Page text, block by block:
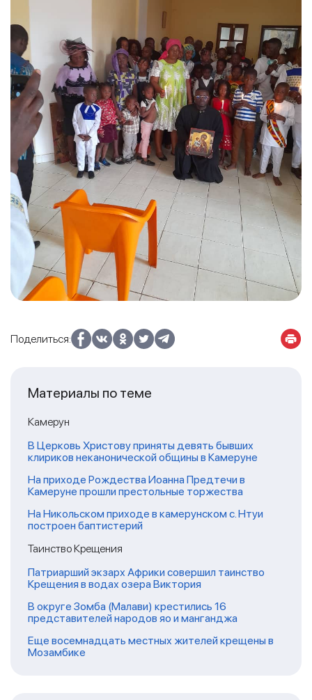
Поделиться:
Материалы по теме
Камерун
В Церковь Христову приняты девять бывших
клириков неканонической общины в Камеруне
На приходе Рождества Иоанна Предтечи в
Камеруне прошли престольные торжества
На Никольском приходе в камерунском с. Нтуи
построен баптистерий
Таинство Крещения
Патриарший экзарх Африки совершил таинство
Крещения в водах озера Виктория
В округе Зомба (Малави) крестились 16
представителей народов яо и манганджа
Еще восемнадцать местных жителей крещены в
Мозамбике